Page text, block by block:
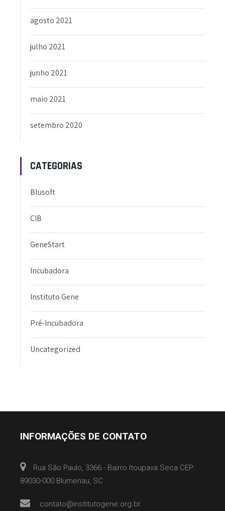
agosto 2021
julho 2021
junho 2021
maio 2021
setembro 2020
CATEGORIAS
Blusoft
CIB
GeneStart
Incubadora
Instituto Gene
Pré-Incubadora
Uncategorized
INFORMAÇÕES DE CONTATO
Rua São Paulo, 3366 - Bairro Itoupava Seca CEP:
89030-000 Blumenau, SC
contato@institutogene.org.br